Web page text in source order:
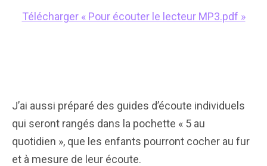
Télécharger « Pour écouter le lecteur MP3.pdf »
J’ai aussi préparé des guides d’écoute individuels
qui seront rangés dans la pochette « 5 au
quotidien », que les enfants pourront cocher au fur
et à mesure de leur écoute.